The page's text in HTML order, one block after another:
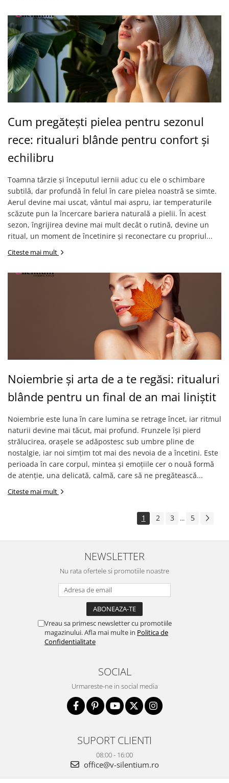
Cum pregătești pielea pentru sezonul
rece: ritualuri blânde pentru confort și
echilibru
Toamna târzie și începutul iernii aduc cu ele o schimbare
subtilă, dar profundă în felul în care pielea noastră se simte.
Aerul devine mai uscat, vântul mai aspru, iar temperaturile
scăzute pun la încercare bariera naturală a pielii. În acest
sezon, îngrijirea devine mai mult decât o rutină, devine un
ritual, un moment de încetinire și reconectare cu propriul...
Citeste mai mult
Noiembrie și arta de a te regăsi: ritualuri
blânde pentru un final de an mai liniștit
Noiembrie este luna în care lumina se retrage încet, iar ritmul
naturii devine mai tăcut, mai profund. Frunzele își pierd
strălucirea, orașele se adăpostesc sub umbre pline de
nostalgie, iar noi simțim tot mai des nevoia de a încetini. Este
perioada în care corpul, mintea și emoțiile cer o nouă formă
de atenție, una delicată, calmă, care să ne pregătească...
Citeste mai mult
1 2 3 ... 5
NEWSLETTER
Nu rata ofertele si promotiile noastre
Vreau sa primesc newsletter cu promotiile
magazinului. Afla mai multe in Politica de
Confidentialitate
SOCIAL
Urmareste-ne in social media
SUPORT CLIENTI
08:00 - 16:00
office@v-silentium.ro